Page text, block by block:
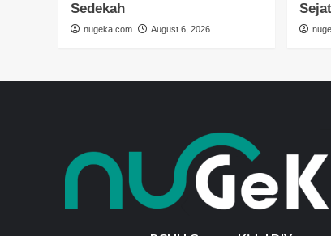
Sedekah
nugeka.com August 6, 2026